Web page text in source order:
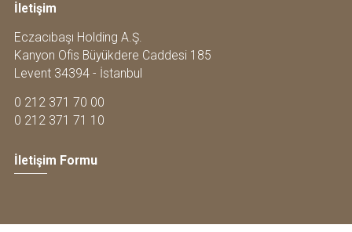
İletişim
Eczacıbaşı Holding A.Ş.
Kanyon Ofis Büyükdere Caddesi 185
Levent 34394 - İstanbul
0 212 371 70 00
0 212 371 71 10
İletişim Formu